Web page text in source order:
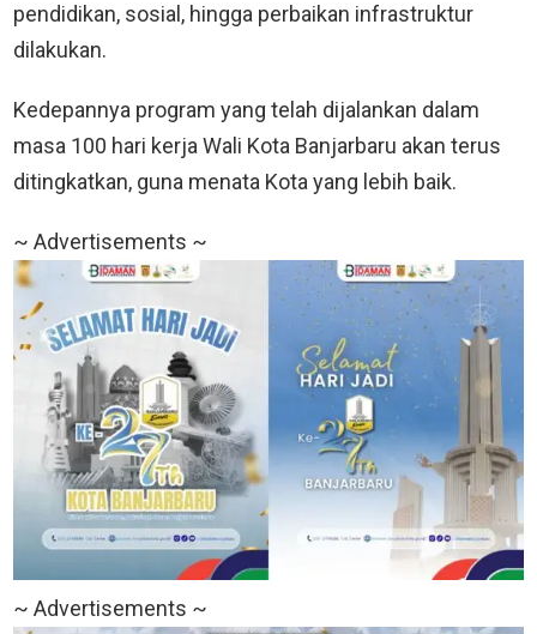
pendidikan, sosial, hingga perbaikan infrastruktur
dilakukan.
Kedepannya program yang telah dijalankan dalam
masa 100 hari kerja Wali Kota Banjarbaru akan terus
ditingkatkan, guna menata Kota yang lebih baik.
~ Advertisements ~
~ Advertisements ~